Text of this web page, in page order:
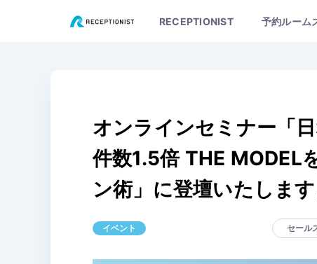
RECEPTIONIST 予約ルーム
オンラインセミナー「
件数1.5倍 THE MODEL
ン術」に登壇いたします
イベント セール